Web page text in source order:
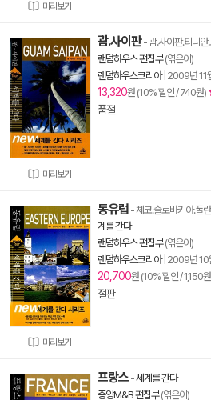
미리보기
미리보기
괌.사이판- 괌.사이판.티니안
랜덤하우스 편집부(엮은이)
랜덤하우스코리아| 2009년 11
13,320원 (10% 할인 / 740원)
품절
미리보기
동유럽 - 체코.슬로바키아.폴
계를 간다
랜덤하우스 편집부(엮은이)
랜덤하우스코리아| 2009년 10
20,700원 (10% 할인 / 1,150
절판
프랑스 -세계를 간다
중앙M&B 편집부(엮은이)